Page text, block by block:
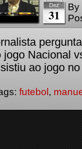
Dez
31
By
jogo Nacional
ao jogo
futebol ,